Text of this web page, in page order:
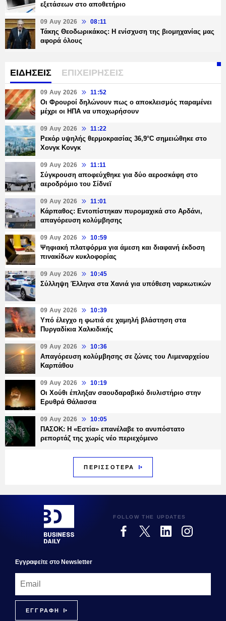
εξετάσεων στο αποθετήριο
09 Αυγ 2026 08:11
Τάκης Θεοδωρικάκος: Η ενίσχυση της βιομηχανίας μας
αφορά όλους
ΕΙΔΗΣΕΙΣ ΕΠΙΧΕΙΡΗΣΕΙΣ
09 Αυγ 2026 11:52
Οι Φρουροί δηλώνουν πως ο αποκλεισμός παραμένει
μέχρι οι ΗΠΑ να υποχωρήσουν
09 Αυγ 2026 11:22
Ρεκόρ υψηλής θερμοκρασίας 36,9°C σημειώθηκε στο
Χονγκ Κονγκ
09 Αυγ 2026 11:11
Σύγκρουση αποφεύχθηκε για δύο αεροσκάφη στο
αεροδρόμιο του Σίδνεϊ
09 Αυγ 2026 11:01
Κάρπαθος: Εντοπίστηκαν πυρομαχικά στο Αρδάνι,
απαγόρευση κολύμβησης
09 Αυγ 2026 10:59
Ψηφιακή πλατφόρμα για άμεση και διαφανή έκδοση
πινακίδων κυκλοφορίας
09 Αυγ 2026 10:45
Σύλληψη Έλληνα στα Χανιά για υπόθεση ναρκωτικών
09 Αυγ 2026 10:39
Υπό έλεγχο η φωτιά σε χαμηλή βλάστηση στα
Πυργαδίκια Χαλκιδικής
09 Αυγ 2026 10:36
Απαγόρευση κολύμβησης σε ζώνες του Λιμεναρχείου
Καρπάθου
09 Αυγ 2026 10:19
Οι Χούθι έπληξαν σαουδαραβικό διυλιστήριο στην
Ερυθρά Θάλασσα
09 Αυγ 2026 10:05
ΠΑΣΟΚ: Η «Εστία» επανέλαβε το ανυπόστατο
ρεπορτάζ της χωρίς νέο περιεχόμενο
ΠΕΡΙΣΣΟΤΕΡΑ
FOLLOW THE UPDATES
Εγγραφεiτε στο Newsletter